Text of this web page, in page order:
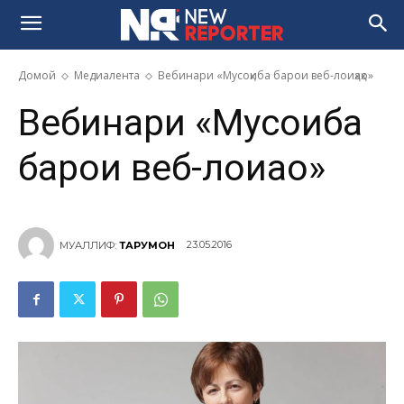
Домой Медиалента Вебинари «Мусоҳиба барои веб-лоиҳаҳо»
Вебинари «Мусоҳиба
барои веб-лоиҳаҳо»
МУАЛЛИФ: ТАРҶУМОН 23.05.2016